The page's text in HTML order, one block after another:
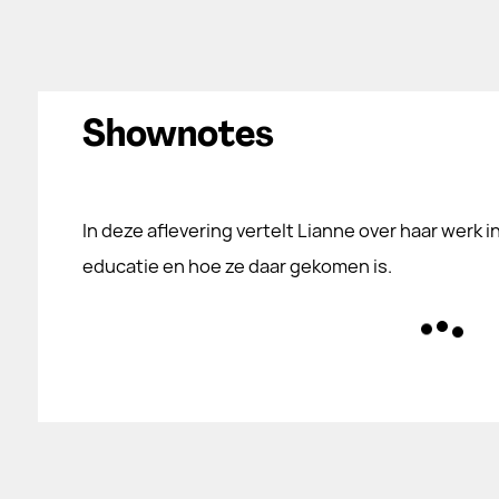
Shownotes
In deze aflevering vertelt Lianne over haar werk
educatie en hoe ze daar gekomen is.